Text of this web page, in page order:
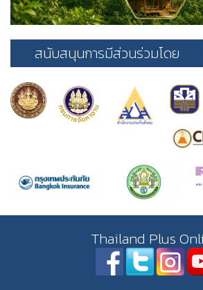
สนับสนุนการมีส่วนร่วมโดย
Thailand Plus